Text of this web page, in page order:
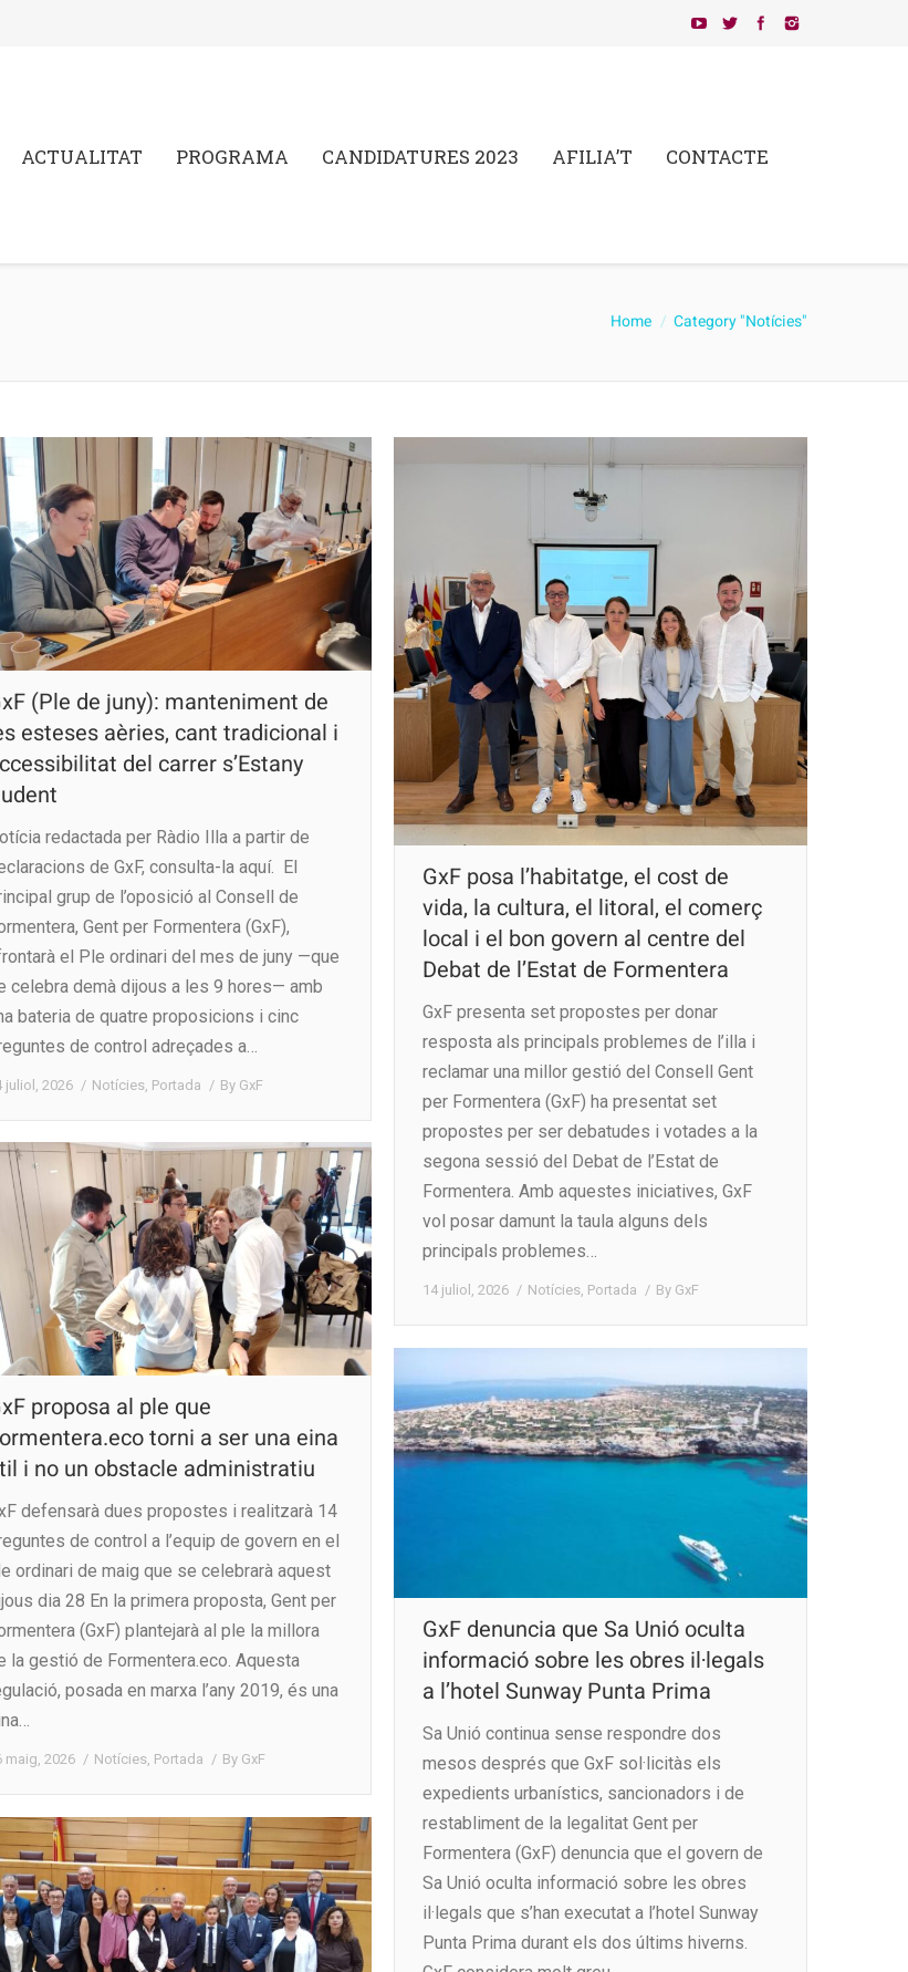
ACTUALITAT PROGRAMA CANDIDATURES 2023 AFILIA’T CONTACTE
Home Category "Notícies"
(Ple de juny): manteniment de
esteses aèries, cant tradicional i
del carrer s’Estany
redactada per Ràdio Illa a partir de
de GxF, consulta-la aquí. El
grup de l’oposició al Consell de
Gent per Formentera (GxF),
el Ple ordinari del mes de juny —que
celebra demà dijous a les 9 hores— amb
bateria de quatre proposicions i cinc
de control adreçades a…
juliol, 2026 Notícies Portada By GxF
GxF posa l’habitatge, el cost de
vida, la cultura, el litoral, el comerç
local i el bon govern al centre del
Debat de l’Estat de Formentera
GxF presenta set propostes per donar
resposta als principals problemes de l’illa i
reclamar una millor gestió del Consell Gent
per Formentera (GxF) ha presentat set
propostes per ser debatudes i votades a la
segona sessió del Debat de l’Estat de
Formentera. Amb aquestes iniciatives, GxF
vol posar damunt la taula alguns dels
principals problemes…
14 juliol, 2026 Notícies, Portada By GxF
proposa al ple que
torni a ser una eina
i no un obstacle administratiu
defensarà dues propostes i realitzarà 14
de control a l’equip de govern en el
ordinari de maig que se celebrarà aquest
dia 28 En la primera proposta, Gent per
(GxF) plantejarà al ple la millora
la gestió de Formentera.eco. Aquesta
posada en marxa l’any 2019, és una
maig, 2026 Notícies Portada By GxF
GxF denuncia que Sa Unió oculta
informació sobre les obres il·legals
a l’hotel Sunway Punta Prima
Sa Unió continua sense respondre dos
mesos després que GxF sol·licitàs els
expedients urbanístics, sancionadors i de
restabliment de la legalitat Gent per
Formentera (GxF) denuncia que el govern de
Sa Unió oculta informació sobre les obres
il·legals que s’han executat a l’hotel Sunway
Punta Prima durant els dos últims hiverns.